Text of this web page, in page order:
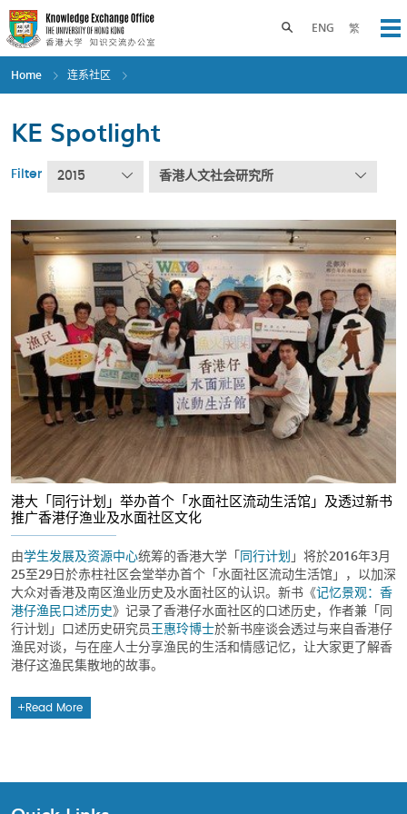
Skip
to
main
content
ENG 繁
Toggle search panel
Home 连系社区
KE Spotlight
Filter 2015 香港人文社会研究所
港大「同行计划」举办首个「水面社区流动生活馆」及透过新书
推广香港仔渔业及水面社区文化
由学生发展及资源中心统筹的香港大学「同行计划 」将於2016年3月
25至29日於赤柱社区会堂举办首个「水面社区流动生活馆」，以加深
大众对香港及南区渔业历史及水面社区的认识。新书《记忆景观：香
港仔渔民口述历史》记录了香港仔水面社区的口述历史，作者兼「同
行计划」口述历史研究员王惠玲博士於新书座谈会透过与来自香港仔
渔民对谈，与在座人士分享渔民的生活和情感记忆，让大家更了解香
港仔这渔民集散地的故事。
Read More